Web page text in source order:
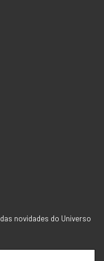
novidades do Universo